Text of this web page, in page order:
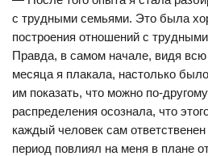
с трудными семьями. Это была
построения отношений с
Правда, в самом начале, видя всю
месяца я плакала, настолько
им показать, что можно по-
распределения осознала, что
каждый человек сам
период повлиял на меня в плане